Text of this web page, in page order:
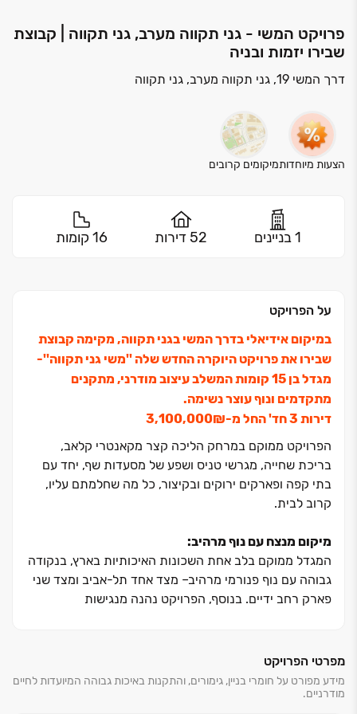
פרויקט המשי - גני תקווה מערב, גני תקווה | קבוצת
שבירו יזמות ובניה
דרך המשי 19, גני תקווה מערב, גני תקווה
הצעות מיוחדותמיקומים קרובים
1 בניינים 52 דירות 16 קומות
על הפרויקט
במיקום אידיאלי בדרך המשי בגני תקווה, מקימה קבוצת
שבירו את פרויקט היוקרה החדש שלה ''משי גני תקווה''-
מגדל בן ‏15 קומות המשלב עיצוב מודרני, מתקנים
מתקדמים ונוף עוצר נשימה.
דירות ‏3 חד' החל מ-‏₪‏3,100,000
הפרויקט ממוקם במרחק הליכה קצר מקאנטרי קלאב,
בריכת שחייה, מגרשי טניס ושפע של מסעדות שף, יחד עם
בתי קפה ופארקים ירוקים ובקיצור, כל מה שחלמתם עליו,
קרוב לבית.
מיקום מנצח עם נוף מרהיב:
המגדל ממוקם בלב אחת השכונות האיכותיות בארץ, בנקודה
גבוהה עם נוף פנורמי מרהיב‏– מצד אחד תל-אביב ומצד שני
פארק רחב ידיים. בנוסף, הפרויקט נהנה מנגישות
חיי משפחה, תרבות ופנאי ‏– מוסדות חינוך מצוינים, פארקים
ירוקים, מסעדות, פאבים, סופרים, תחבורה ציבורית ועוד.
תושבי השכונה נהנים מנוחות מקסימלית ושילוב מופלא בין
מפרטי הפרויקט
מידע מפורט על חומרי בניין, גימורים, והתקנות באיכות גבוהה המיועדות לחיים
מודרניים.